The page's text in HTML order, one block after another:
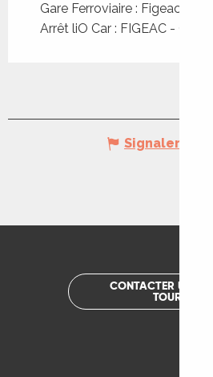
Gare Ferroviaire : Figeac à
Arrêt liO Car : FIGEAC -
Signaler une
CONTACTER UN
TOURISME